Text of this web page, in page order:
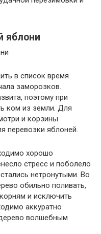
яблони
в список время
заморозков.
поэтому при
ком из земли. Для
и корзины
перевозки яблоней.
хорошо
стресс и поболело
нетронутыми. Во
обильно поливать,
и исключить
аккуратно
волшебным